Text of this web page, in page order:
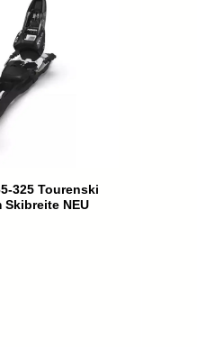
325 Tourenski
Skibreite NEU